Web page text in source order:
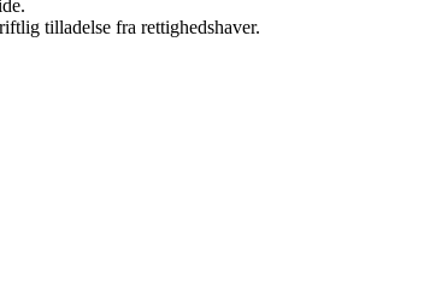
tilladelse fra rettighedshaver.